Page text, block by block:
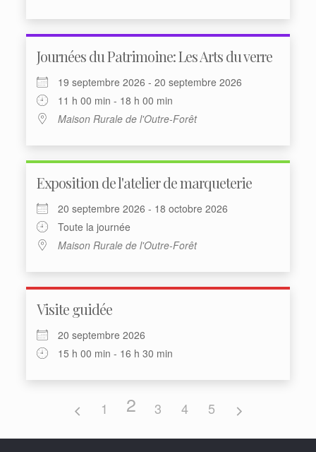
Journées du Patrimoine: Les Arts du verre
19 septembre 2026 - 20 septembre 2026
11 h 00 min - 18 h 00 min
Maison Rurale de l'Outre-Forêt
Exposition de l'atelier de marqueterie
20 septembre 2026 - 18 octobre 2026
Toute la journée
Maison Rurale de l'Outre-Forêt
Visite guidée
20 septembre 2026
15 h 00 min - 16 h 30 min
1 2 3 4 5